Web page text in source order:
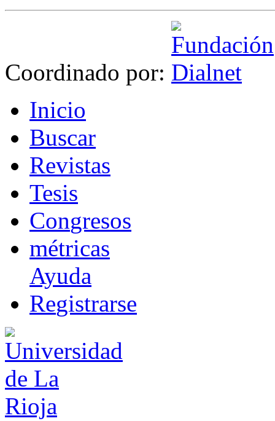
Coordinado por:
Inicio
Buscar
Revistas
Tesis
Congresos
métricas
Ayuda
Registrarse